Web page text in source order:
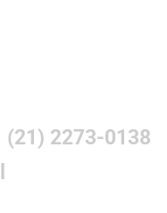
(21) 2273-0138